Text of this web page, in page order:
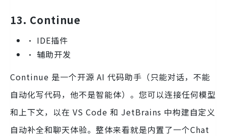
13. Continue
• IDE插件
• 辅助开发
Continue 是一个开源 AI 代码助手（只能对话，不能
自动化写代码，他不是智能体）。您可以连接任何模型
和上下文，以在 VS Code 和 JetBrains 中构建自定义
自动补全和聊天体验。整体来看就是内置了一个Chat